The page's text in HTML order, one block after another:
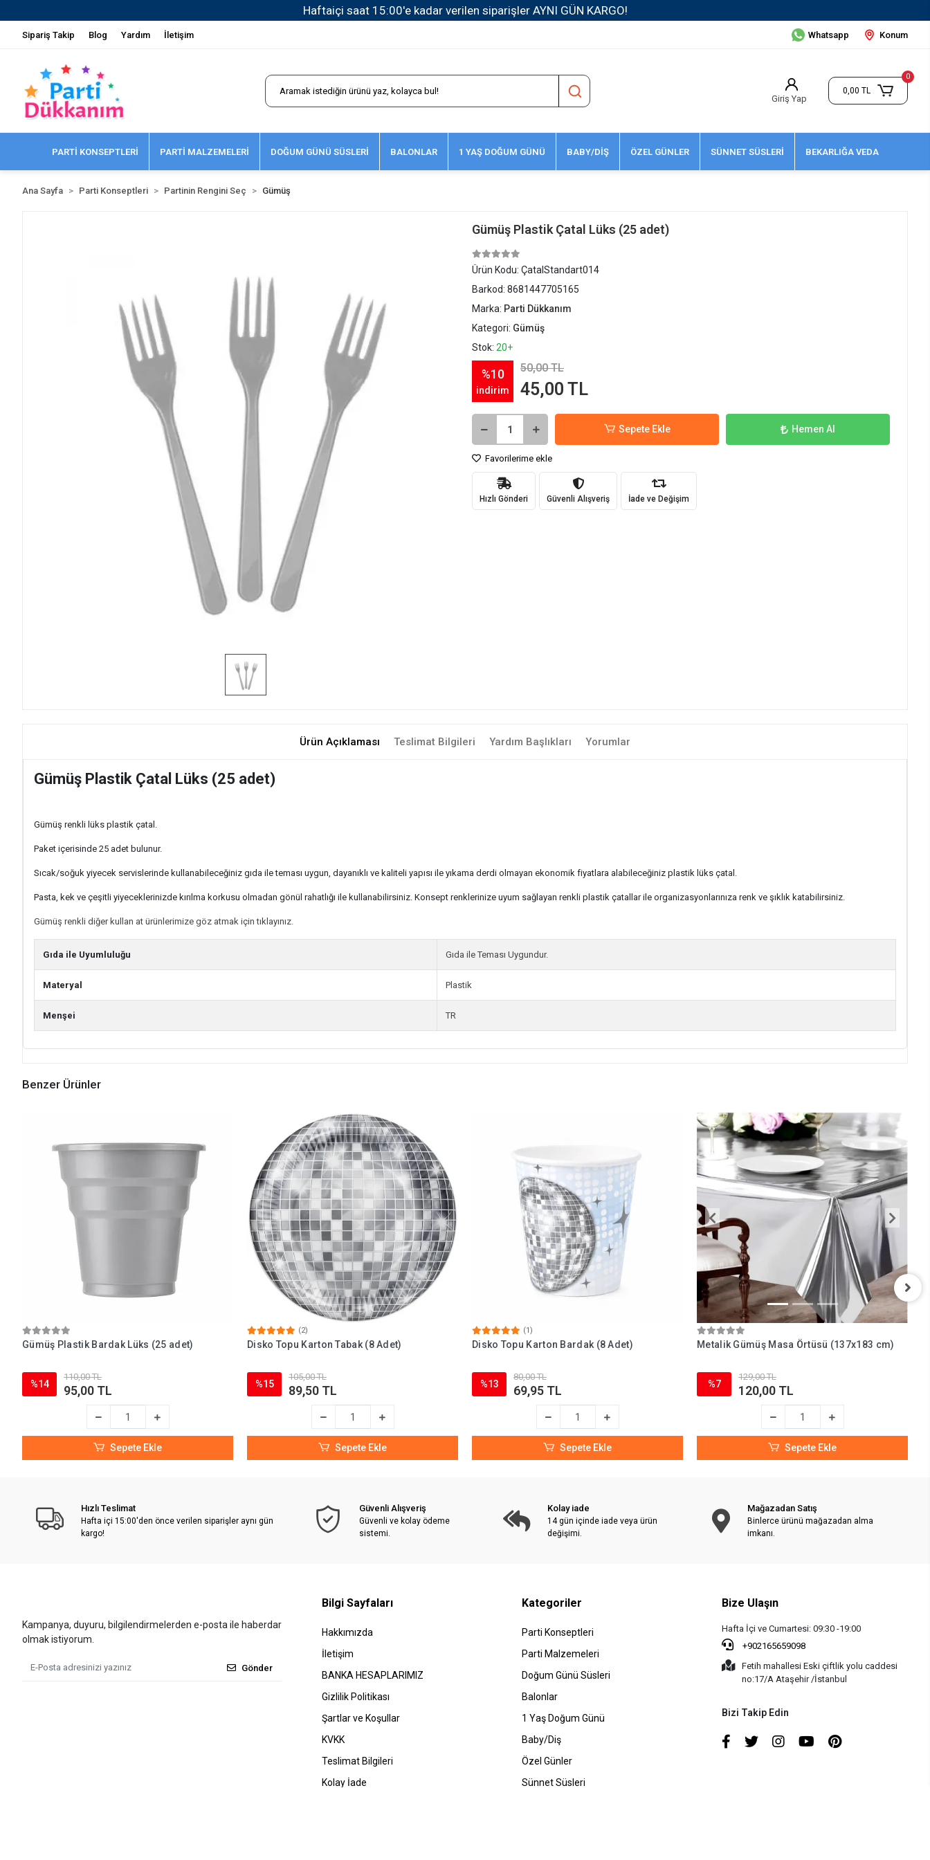
1500 TL ve Üzeri Kargo Ücretsiz!
Sipariş Takip Blog Yardım İletişim Whatsapp Konum
Giriş Yap
0
0,00 TL
PARTİ KONSEPTLERİ PARTİ MALZEMELERİ DOĞUM GÜNÜ SÜSLERİ BALONLAR 1 YAŞ DOĞUM GÜNÜ BABY/DİŞ ÖZEL GÜNLER SÜNNET SÜSLERİ BEKARLIĞA VEDA
Ana Sayfa Parti Konseptleri Partinin Rengini Seç Gümüş
Gümüş Plastik Çatal Lüks (25 adet)
Ürün Kodu: ÇatalStandart014
Barkod: 8681447705165
Marka: Parti Dükkanım
Kategori: Gümüş
Stok: 20+
%10
indirim
50,00 TL
45,00 TL
Sepete Ekle Hemen Al
Favorilerime ekle
Hızlı Gönderi Güvenli Alışveriş İade ve Değişim
Ürün Açıklaması Teslimat Bilgileri Yardım Başlıkları Yorumlar
Gümüş Plastik Çatal Lüks (25 adet)
Gümüş renkli lüks plastik çatal.
Paket içerisinde 25 adet bulunur.
Sıcak/soğuk yiyecek servislerinde kullanabileceğiniz gıda ile teması uygun, dayanıklı ve kaliteli yapısı ile yıkama derdi olmayan ekonomik fiyatlara alabileceğiniz plastik lüks çatal.
Pasta, kek ve çeşitli yiyeceklerinizde kırılma korkusu olmadan gönül rahatlığı ile kullanabilirsiniz. Konsept renklerinize uyum sağlayan renkli plastik çatallar ile organizasyonlarınıza renk ve şıklık katabilirsiniz.
Gümüş renkli diğer kullan at ürünlerimize göz atmak için tıklayınız.
Gıda ile Uyumluluğu Gıda ile Teması Uygundur.
Materyal Plastik
Menşei TR
Benzer Ürünler
Gümüş Plastik Bardak Lüks (25 adet)
%14
110,00 TL
95,00 TL
Sepete Ekle
(2)
Disko Topu Karton Tabak (8 Adet)
%15
105,00 TL
89,50 TL
Sepete Ekle
(1)
Disko Topu Karton Bardak (8 Adet)
%13
80,00 TL
69,95 TL
Sepete Ekle
Metalik Gümüş Masa Örtüsü (137x183 cm)
%7
129,00 TL
120,00 TL
Sepete Ekle
Hızlı Teslimat
Hafta içi 15:00'den önce verilen siparişler aynı gün
kargo!
Güvenli Alışveriş
Güvenli ve kolay ödeme
sistemi.
Kolay iade
14 gün içinde iade veya ürün
değişimi.
Mağazadan Satış
Binlerce ürünü mağazadan alma
imkanı.
Kampanya, duyuru, bilgilendirmelerden e-posta ile haberdar
olmak istiyorum.
Gönder
Bilgi Sayfaları
Hakkımızda
İletişim
BANKA HESAPLARIMIZ
Gizlilik Politikası
Şartlar ve Koşullar
KVKK
Teslimat Bilgileri
Kolay İade
Kategoriler
Parti Konseptleri
Parti Malzemeleri
Doğum Günü Süsleri
Balonlar
1 Yaş Doğum Günü
Baby/Diş
Özel Günler
Sünnet Süsleri
Bize Ulaşın
Hafta İçi ve Cumartesi: 09:30 -19:00
+902165659098
Fetih mahallesi Eski çiftlik yolu caddesi
no:17/A Ataşehir /İstanbul
Bizi Takip Edin